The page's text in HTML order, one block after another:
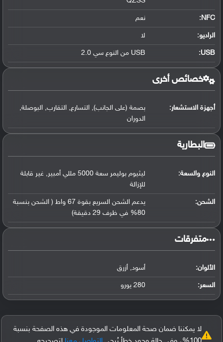
NFC
: نعم
الراديو: لا
USB
: USB من النوع سي 2.0
خصائص أخرى
أجهزة الاستشعار:
بصمة (على الجانب), التسارع, التقارب, البوصلة,
الدوران
البطارية
النوع والسعة:
ليثيوم بوليمر سعة 5000 مللي أمبير, غير قابلة
للإزالة
الشحن:
يدعم الشحن السريع بقوة 67 واط ( الشحن بنسبة
80% في ظرف 29 دقيقة)
‏متفرقات‏
الألوان: أسود, أزرق
السعر: 280 يورو
لا يمكننا ضمان صحة المعلومات الموجودة في هذه الصفحة بنسبة